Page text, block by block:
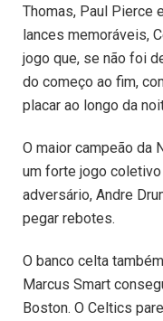
Thomas, Paul Pierce
lances memoráveis,
jogo que, se não foi
do começo ao fim,
placar ao longo da
O maior campeão da
um forte jogo
adversário, Andre
pegar rebotes.
O banco celta
Marcus Smart
Boston. O Celtics